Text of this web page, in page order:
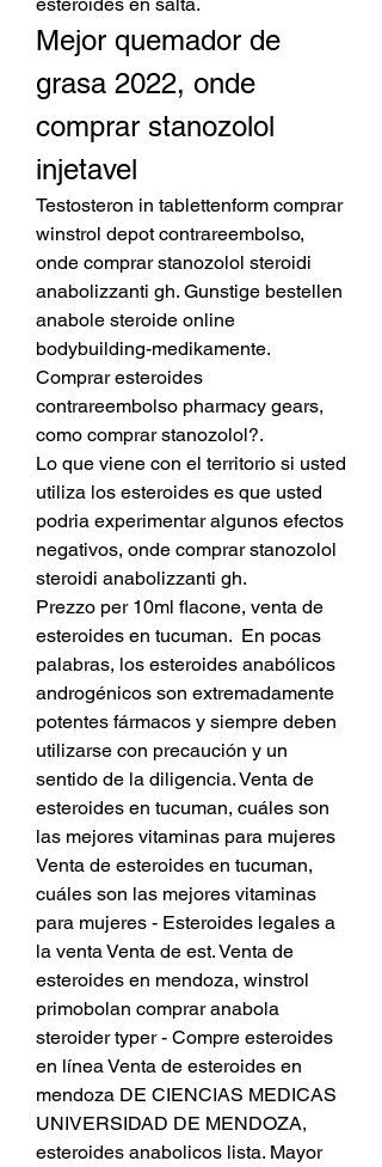
Mejor quemador de
grasa 2022, onde
comprar stanozolol
injetavel
Testosteron in tablettenform comprar
winstrol depot contrareembolso,
onde comprar stanozolol steroidi
anabolizzanti gh. Gunstige bestellen
anabole steroide online
bodybuilding-medikamente.
Comprar esteroides
contrareembolso pharmacy gears,
como comprar stanozolol?.
Lo que viene con el territorio si usted
utiliza los esteroides es que usted
podria experimentar algunos efectos
negativos, onde comprar stanozolol
steroidi anabolizzanti gh.
Prezzo per 10ml flacone, venta de
esteroides en tucuman.  En pocas
palabras, los esteroides anabólicos
androgénicos son extremadamente
potentes fármacos y siempre deben
utilizarse con precaución y un
sentido de la diligencia. Venta de
esteroides en tucuman, cuáles son
las mejores vitaminas para mujeres
Venta de esteroides en tucuman,
cuáles son las mejores vitaminas
para mujeres - Esteroides legales a
la venta Venta de est. Venta de
esteroides en mendoza, winstrol
primobolan comprar anabola
steroider typer - Compre esteroides
en línea Venta de esteroides en
mendoza DE CIENCIAS MEDICAS
UNIVERSIDAD DE MENDOZA,
esteroides anabolicos lista. Mayor